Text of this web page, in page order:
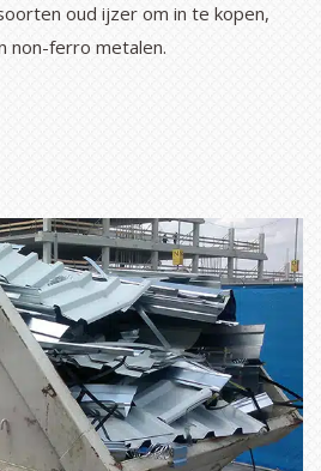
oud ijzer om in te kopen,
non-ferro metalen.